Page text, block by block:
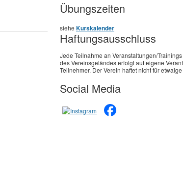
Übungszeiten
siehe Kurskalender
Haftungsausschluss
Jede Teilnahme an Veranstaltungen/
des Vereinsgeländes erfolgt auf eigene
Teilnehmer. Der Verein haftet nicht für
Social Media